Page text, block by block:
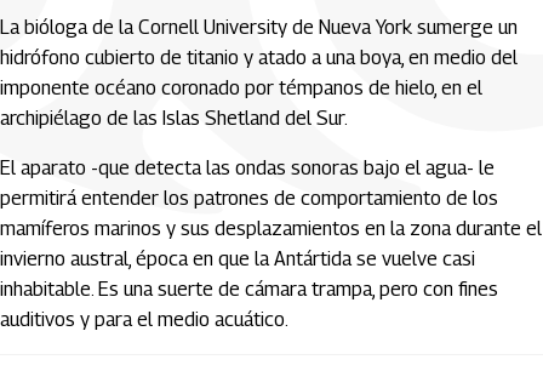
La bióloga de la Cornell University de Nueva York sumerge un
hidrófono cubierto de titanio y atado a una boya, en medio del
imponente océano coronado por témpanos de hielo, en el
archipiélago de las Islas Shetland del Sur.
El aparato -que detecta las ondas sonoras bajo el agua- le
permitirá entender los patrones de comportamiento de los
mamíferos marinos y sus desplazamientos en la zona durante el
invierno austral, época en que la Antártida se vuelve casi
inhabitable. Es una suerte de cámara trampa, pero con fines
auditivos y para el medio acuático.